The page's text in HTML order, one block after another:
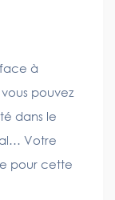
à
pouvez
dans le
Votre
pour cette